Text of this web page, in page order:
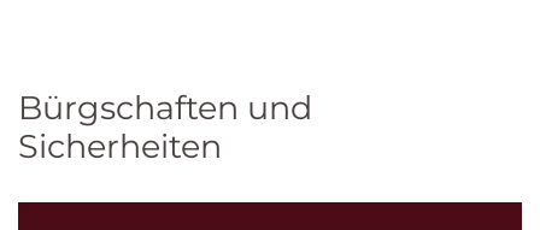
Bürgschaften und
Sicherheiten